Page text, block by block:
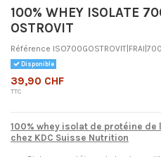
100% WHEY ISOLATE
OSTROVIT
Référence
Disponible
39,90 CHF
TTC
100% whey isolat de protéine
chez KDC Suisse Nutrition